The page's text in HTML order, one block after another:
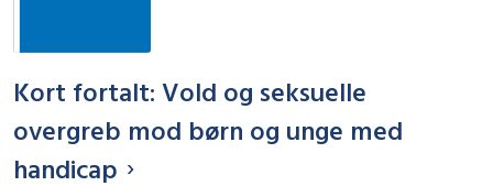
Kort fortalt: Vold og seksuelle
overgreb mod børn og unge med
handicap